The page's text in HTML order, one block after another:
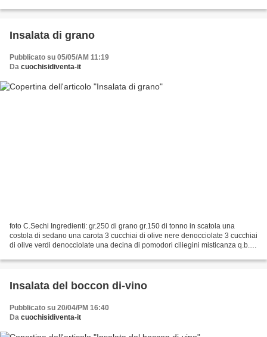
Insalata di grano
Pubblicato su 05/05/AM 11:19
Da cuochisidiventa-it
foto C.Sechi Ingredienti: gr.250 di grano gr.150 di tonno in scatola una
costola di sedano una carota 3 cucchiai di olive nere denocciolate 3 cucchiai
di olive verdi denocciolate una decina di pomodori ciliegini misticanza q.b.
Insalata del boccon di-vino
Pubblicato su 20/04/PM 16:40
Da cuochisidiventa-it